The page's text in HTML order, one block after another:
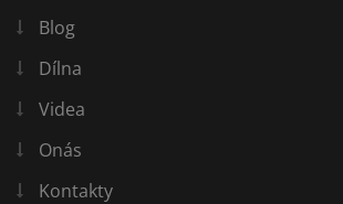
Blog
Dílna
Videa
Onás
Kontakty